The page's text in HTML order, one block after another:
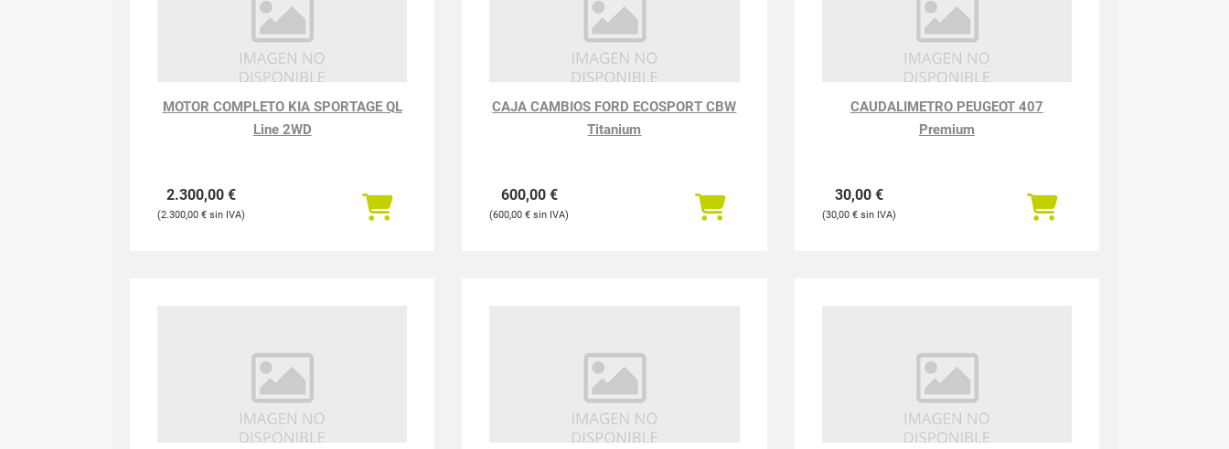
MOTOR COMPLETO KIA SPORTAGE QL
Line 2WD
2.300,00 €
2.300,00 €
CAJA CAMBIOS FORD ECOSPORT CBW
Titanium
600,00 €
600,00€
CAUDALIMETRO PEUGEOT 407
Premium
30,00 €
30,00 €